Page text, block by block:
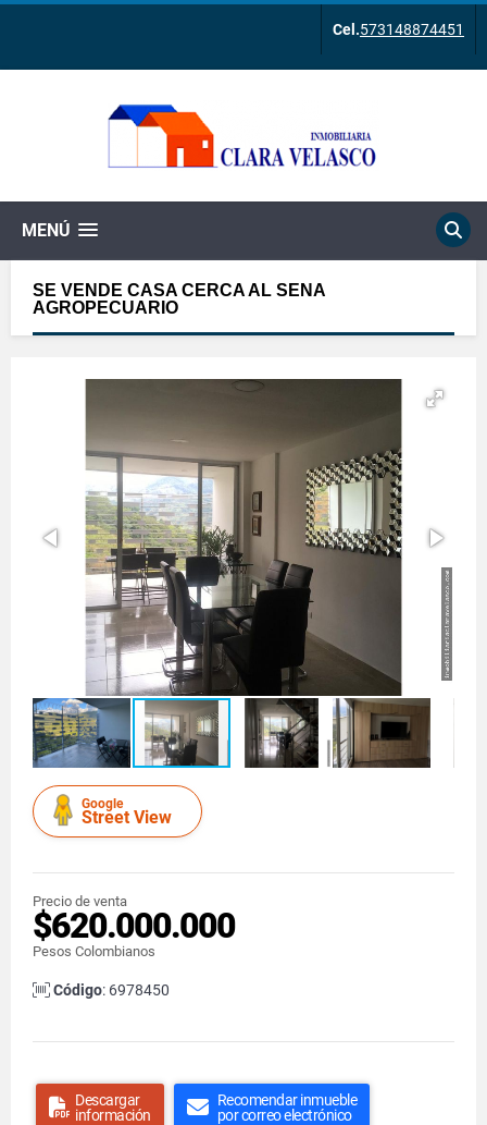
Cel.573148874451
MENÚ
SE VENDE CASA CERCA AL SENA
AGROPECUARIO
Google
Street View
Precio de venta
$620.000.000
Pesos Colombianos
Código: 6978450
Descargar
información
Recomendar inmueble
por correo electrónico